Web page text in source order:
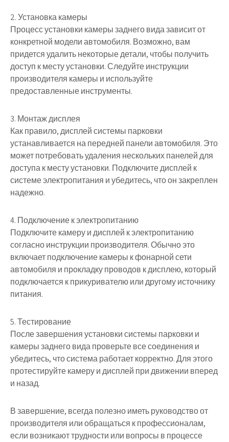
2. Установка камеры
Процесс установки камеры заднего вида зависит от
конкретной модели автомобиля. Возможно, вам
придется удалить некоторые детали, чтобы получить
доступ к месту установки. Следуйте инструкции
производителя камеры и используйте
предоставленные инструменты.
3. Монтаж дисплея
Как правило, дисплей системы парковки
устанавливается на передней панели автомобиля. Это
может потребовать удаления нескольких панелей для
доступа к месту установки. Подключите дисплей к
системе электропитания и убедитесь, что он закреплен
надежно.
4. Подключение к электропитанию
Подключите камеру и дисплей к электропитанию
согласно инструкции производителя. Обычно это
включает подключение камеры к фонарной сети
автомобиля и прокладку проводов к дисплею, который
подключается к прикуривателю или другому источнику
питания.
5. Тестирование
После завершения установки системы парковки и
камеры заднего вида проверьте все соединения и
убедитесь, что система работает корректно. Для этого
протестируйте камеру и дисплей при движении вперед
и назад.
В завершение, всегда полезно иметь руководство от
производителя или обращаться к профессионалам,
если возникают трудности или вопросы в процессе